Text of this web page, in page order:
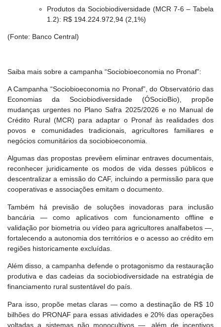
Produtos da Sociobiodiversidade (MCR 7-6 – Tabela
1.2): R$ 194.224.972,94 (2,1%)
(Fonte: Banco Central)
Saiba mais sobre a campanha “Sociobioeconomia no Pronaf”:
A Campanha “Sociobioeconomia no Pronaf”, do Observatório das
Economias da Sociobiodiversidade (ÓSocioBio), propõe
mudanças urgentes no Plano Safra 2025/2026 e no Manual de
Crédito Rural (MCR) para adaptar o Pronaf às realidades dos
povos e comunidades tradicionais, agricultores familiares e
negócios comunitários da sociobioeconomia.
Algumas das propostas prevêem eliminar entraves documentais,
reconhecer juridicamente os modos de vida desses públicos e
descentralizar a emissão do CAF, incluindo a permissão para que
cooperativas e associações emitam o documento.
Também há previsão de soluções inovadoras para inclusão
bancária — como aplicativos com funcionamento offline e
validação por biometria ou vídeo para agricultores analfabetos —,
fortalecendo a autonomia dos territórios e o acesso ao crédito em
regiões historicamente excluídas.
Além disso, a campanha defende o protagonismo da restauração
produtiva e das cadeias da sociobiodiversidade na estratégia de
financiamento rural sustentável do país.
Para isso, propõe metas claras — como a destinação de R$ 10
bilhões do PRONAF para essas atividades e 20% das operações
voltadas a sistemas não monocultivos —, além de incentivos